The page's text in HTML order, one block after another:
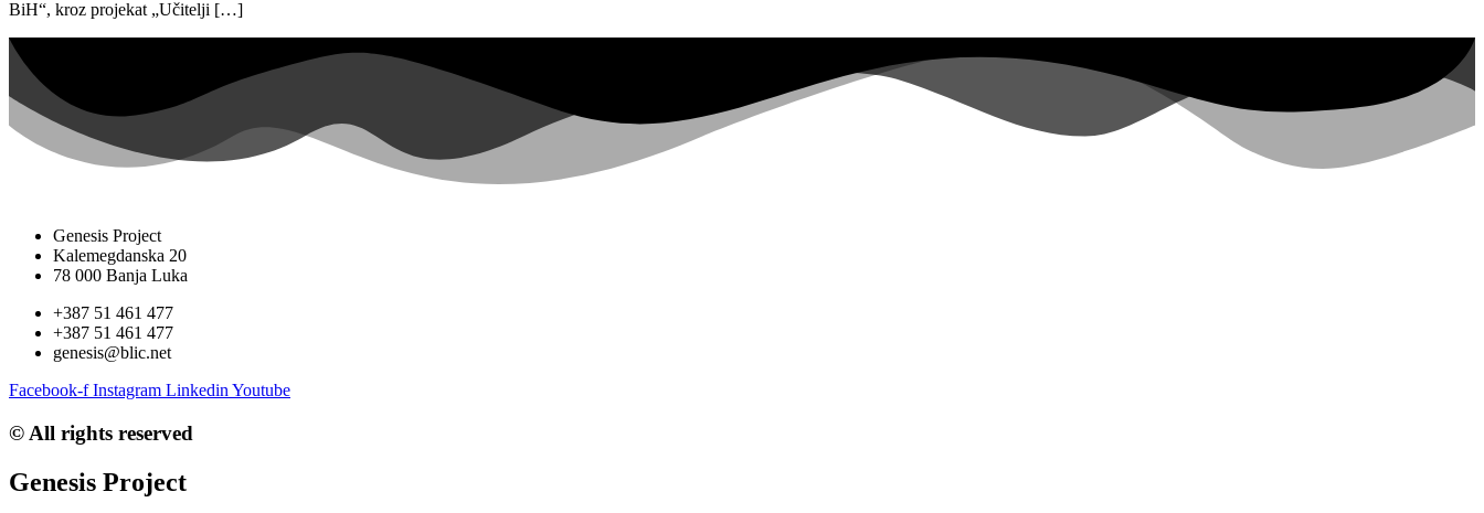
BiH“, kroz projekat „Učitelji […]
Genesis Project
Kalemegdanska 20
78 000 Banja Luka
+387 51 461 477
+387 51 461 477
genesis@blic.net
Facebook-f Instagram Linkedin Youtube
© All rights reserved
Genesis Project